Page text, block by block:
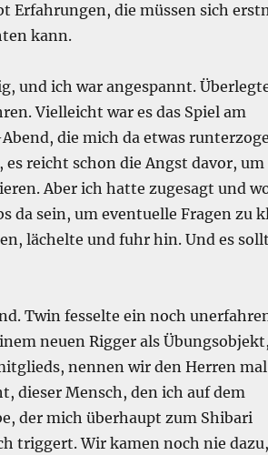
Erfahrungen, die müssen sich
kann.
und ich war angespannt.
Vielleicht war es das Spiel am
die mich da etwas
reicht schon die Angst davor, um
Aber ich hatte zugesagt und
da sein, um eventuelle Fragen zu
lächelte und fuhr hin. Und es
Twin fesselte ein noch
neuen Rigger als Übungsobjekt,
nennen wir den Herren mal
dieser Mensch, den ich auf dem
der mich überhaupt zum Shibari
triggert. Wir kamen noch nie